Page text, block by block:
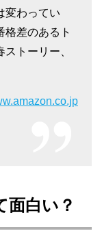
変わってい
差のあるト
トーリー、
面白い？